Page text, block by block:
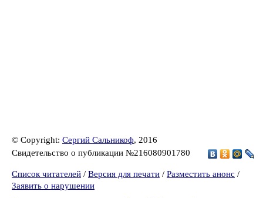
© Copyright: Сергий Сальникоф, 2016
Свидетельство о публикации №216080901780
Список читателей / Версия для печати / Разместить анонс /
Заявить о нарушении